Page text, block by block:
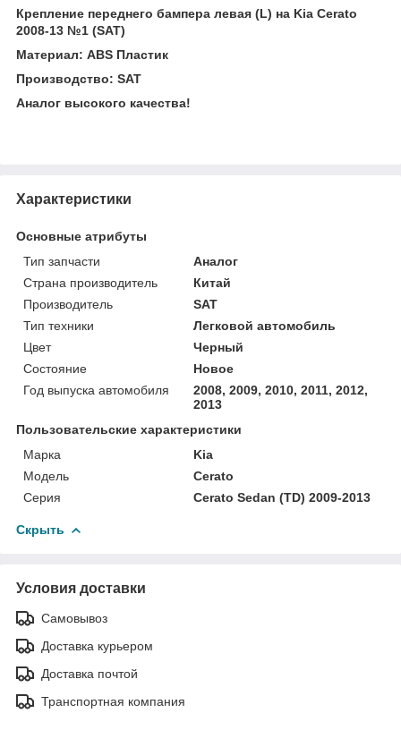
Крепление переднего бампера левая (L) на Kia Cerato
2008-13 №1 (SAT)
Материал: ABS Пластик
Производство: SAT
Аналог высокого качества!
Характеристики
Основные атрибуты
Тип запчасти
Аналог
Страна производитель
Китай
Производитель
SAT
Тип техники
Легковой автомобиль
Цвет
Черный
Состояние
Новое
Год выпуска автомобиля
2008, 2009, 2010, 2011, 2012,
2013
Пользовательские характеристики
Марка
Kia
Модель
Cerato
Серия
Cerato Sedan (TD) 2009-2013
Скрыть
Условия доставки
Самовывоз
Доставка курьером
Доставка почтой
Транспортная компания